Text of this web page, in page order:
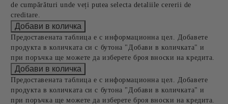
de cumpărături unde veți putea selecta detaliile cererii de
creditare.
Предоставената таблица е с информационна цел. Добавете
продукта в количката си с бутона "Добави в количката" и
при поръчка ще можете да изберете броя вноски на кредита.
Предоставената таблица е с информационна цел. Добавете
продукта в количката си с бутона "Добави в количката" и
при поръчка ще можете да изберете броя вноски на кредита.